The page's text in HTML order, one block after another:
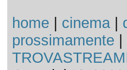
home cinema|
prossimamente